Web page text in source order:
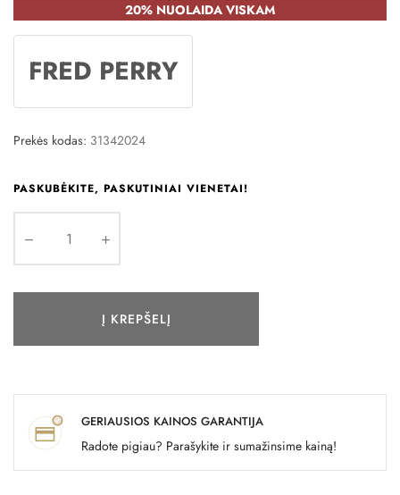
20% NUOLAIDA VISKAM
FRED PERRY
Prekės kodas: 31342024
PASKUBĖKITE, PASKUTINIAI VIENETAI!
Į KREPŠELĮ
GERIAUSIOS KAINOS GARANTIJA
Radote pigiau? Parašykite ir sumažinsime kainą!